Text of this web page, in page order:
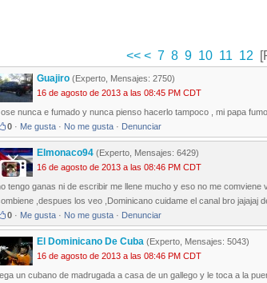
<< < 7 8 9 10 11 12
Guajiro (Experto, Mensajes: 2750)
16 de agosto de 2013 a las 08:45 PM CDT
nunca e fumado y nunca pienso hacerlo tampoco , mi papa
0 · Me gusta · No me gusta · Denunciar
Elmonaco94 (Experto, Mensajes: 6429)
16 de agosto de 2013 a las 08:46 PM CDT
tengo ganas ni de escribir me llene mucho y eso no me
,despues los veo ,Dominicano cuidame el canal bro jajajaj
0 · Me gusta · No me gusta · Denunciar
El Dominicano De Cuba (Experto, Mensajes: 5043)
16 de agosto de 2013 a las 08:46 PM CDT
un cubano de madrugada a casa de un gallego y le toca a la